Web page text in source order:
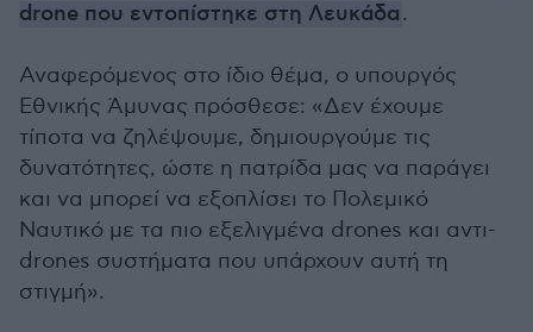
drone που εντοπίστηκε στη Λευκάδα.
Αναφερόμενος στο ίδιο θέμα, ο υπουργός
Εθνικής Άμυνας πρόσθεσε: «Δεν έχουμε
τίποτα να ζηλέψουμε, δημιουργούμε τις
δυνατότητες, ώστε η πατρίδα μας να παράγει
και να μπορεί να εξοπλίσει το Πολεμικό
Ναυτικό με τα πιο εξελιγμένα drones και αντι-
drones συστήματα που υπάρχουν αυτή τη
στιγμή».